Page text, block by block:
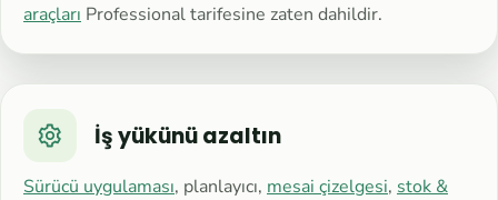
araçları Professional tarifesine zaten dahildir.
İş yükünü azaltın
Sürücü uygulaması, planlayıcı, mesai çizelgesi, stok &